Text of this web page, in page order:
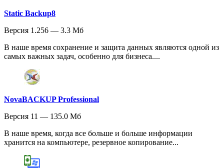
Static Backup8
Версия 1.256 — 3.3 Мб
В наше время сохранение и защита данных являются одной из
самых важных задач, особенно для бизнеса....
NovaBACKUP Professional
Версия 11 — 135.0 Мб
В наше время, когда все больше и больше информации
хранится на компьютере, резервное копирование...